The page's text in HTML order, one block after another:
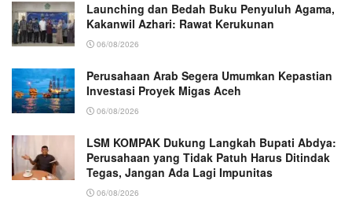
Launching dan Bedah Buku Penyuluh Agama,
Kakanwil Azhari: Rawat Kerukunan
06/08/2026
Perusahaan Arab Segera Umumkan Kepastian
Investasi Proyek Migas Aceh
06/08/2026
LSM KOMPAK Dukung Langkah Bupati Abdya:
Perusahaan yang Tidak Patuh Harus Ditindak
Tegas, Jangan Ada Lagi Impunitas
06/08/2026